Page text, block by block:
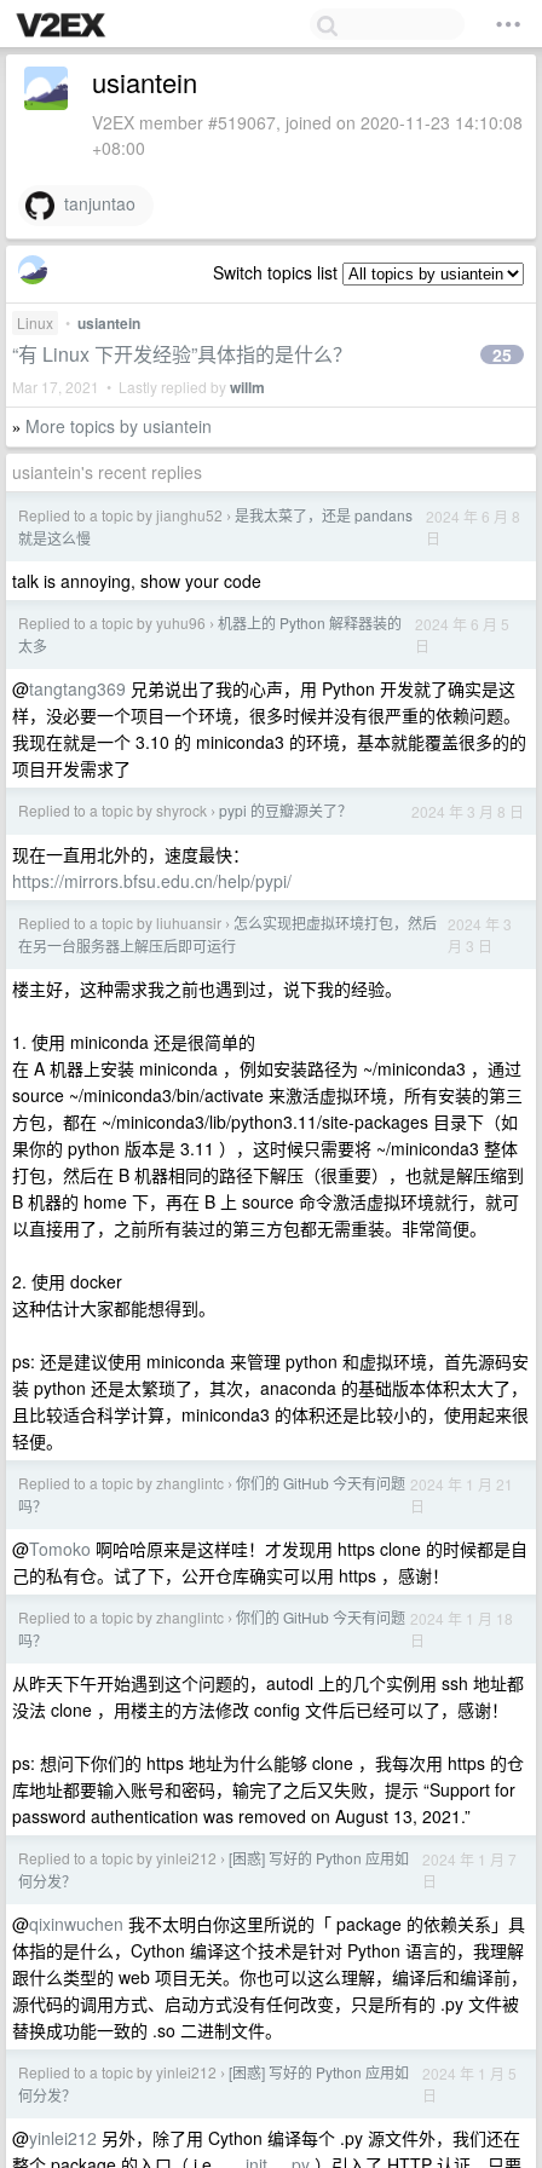
usiantein
V2EX member #519067, joined on 2020-11-23 14:10:08
+08:00
tanjuntao
Switch topics list
Linux • usiantein
“有 Linux 下开发经验”具体指的是什么？
Mar 17, 2021 • Lastly replied bywillm
25
» More topics by usiantein
usiantein's recent replies
Replied to a topic by jianghu52 › 是我太菜了，还是 pandans
就是这么慢
2024 年 6 月 8
日
talk is annoying, show your code
Replied to a topic by yuhu96 › 机器上的 Python 解释器装的
太多
2024 年 6 月 5
日
@tangtang369 兄弟说出了我的心声，用 Python 开发就了确实是这
样，没必要一个项目一个环境，很多时候并没有很严重的依赖问题。
我现在就是一个 3.10 的 miniconda3 的环境，基本就能覆盖很多的的
项目开发需求了
Replied to a topic by shyrock › pypi 的豆瓣源关了？ 2024 年 3 月 8 日
现在一直用北外的，速度最快：
https://mirrors.bfsu.edu.cn/help/pypi/
Replied to a topic by liuhuansir › 怎么实现把虚拟环境打包，然后
在另一台服务器上解压后即可运行
2024 年 3
月 3 日
楼主好，这种需求我之前也遇到过，说下我的经验。
1. 使用 miniconda 还是很简单的
在 A 机器上安装 miniconda ，例如安装路径为 ~/miniconda3 ，通过
source ~/miniconda3/bin/activate 来激活虚拟环境，所有安装的第三
方包，都在 ~/miniconda3/lib/python3.11/site-packages 目录下（如
果你的 python 版本是 3.11 ），这时候只需要将 ~/miniconda3 整体
打包，然后在 B 机器相同的路径下解压（很重要），也就是解压缩到
B 机器的 home 下，再在 B 上 source 命令激活虚拟环境就行，就可
以直接用了，之前所有装过的第三方包都无需重装。非常简便。
2. 使用 docker
这种估计大家都能想得到。
ps: 还是建议使用 miniconda 来管理 python 和虚拟环境，首先源码安
装 python 还是太繁琐了，其次，anaconda 的基础版本体积太大了，
且比较适合科学计算，miniconda3 的体积还是比较小的，使用起来很
轻便。
Replied to a topic by zhanglintc › 你们的 GitHub 今天有问题
吗？
2024 年 1 月 21
日
@Tomoko 啊哈哈原来是这样哇！才发现用 https clone 的时候都是自
己的私有仓。试了下，公开仓库确实可以用 https ，感谢！
Replied to a topic by zhanglintc › 你们的 GitHub 今天有问题
吗？
2024 年 1 月 18
日
从昨天下午开始遇到这个问题的，autodl 上的几个实例用 ssh 地址都
没法 clone ，用楼主的方法修改 config 文件后已经可以了，感谢！
ps: 想问下你们的 https 地址为什么能够 clone ，我每次用 https 的仓
库地址都要输入账号和密码，输完了之后又失败，提示 “Support for
password authentication was removed on August 13, 2021.”
Replied to a topic by yinlei212 › [困惑] 写好的 Python 应用如
何分发？
2024 年 1 月 7
日
@qixinwuchen 我不太明白你这里所说的「 package 的依赖关系」具
体指的是什么，Cython 编译这个技术是针对 Python 语言的，我理解
跟什么类型的 web 项目无关。你也可以这么理解，编译后和编译前，
源代码的调用方式、启动方式没有任何改变，只是所有的 .py 文件被
替换成功能一致的 .so 二进制文件。
Replied to a topic by yinlei212 › [困惑] 写好的 Python 应用如
何分发？
2024 年 1 月 5
日
@yinlei212 另外，除了用 Cython 编译每个 .py 源文件外，我们还在